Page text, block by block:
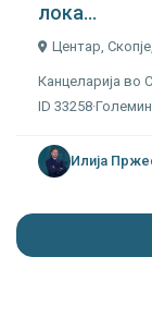
лока...
Центар, Скопје,
Канцеларија во
ID 33258·
Илија